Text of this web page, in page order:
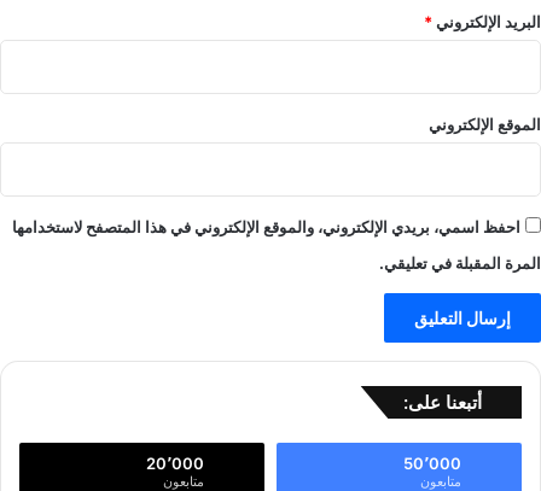
البريد الإلكتروني*
الموقع الإلكتروني
احفظ اسمي، بريدي الإلكتروني، والموقع الإلكتروني في هذا المتصفح لاستخدامها
المرة المقبلة في تعليقي.
أتبعنا على:
50٬000
متابعون
20٬000
متابعون